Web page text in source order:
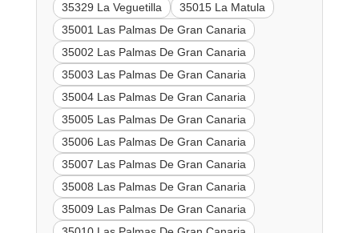
35329 La Veguetilla
35015 La Matula
35001 Las Palmas De Gran Canaria
35002 Las Palmas De Gran Canaria
35003 Las Palmas De Gran Canaria
35004 Las Palmas De Gran Canaria
35005 Las Palmas De Gran Canaria
35006 Las Palmas De Gran Canaria
35007 Las Palmas De Gran Canaria
35008 Las Palmas De Gran Canaria
35009 Las Palmas De Gran Canaria